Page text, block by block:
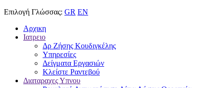
Επιλογή Γλώσσας: GR EN
Αρχικη
Ιατρειο
Δρ Ζήσης Κουδιγκέλης
Υπηρεσίες
Δείγματα Εργασιών
Κλείστε Ραντεβού
Διαταραχες Υπνου